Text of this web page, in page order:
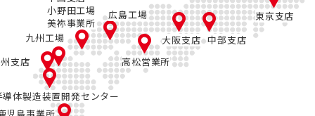
東京支店
中部支店
大阪支店
高松営業所
広島工場
小野田工場
美祢事業所
九州工場
支店
導体製造装置開発センター